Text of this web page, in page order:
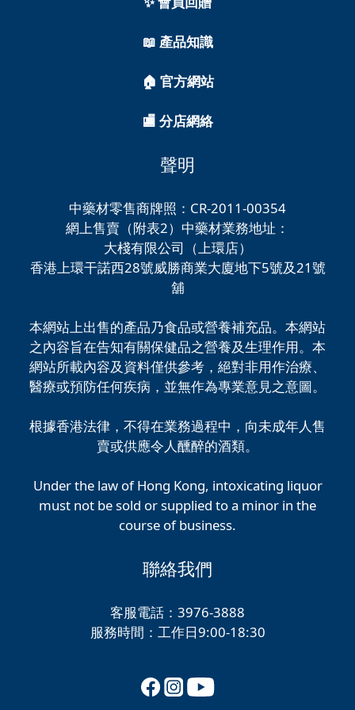
📖 產品知識
🏠 官方網站
🏬 分店網絡
聲明
中藥材零售商牌照：CR-2011-00354
網上售賣（附表2）中藥材業務地址：
大棧有限公司（上環店）
香港上環干諾西28號威勝商業大廈地下5號及21號
舖
本網站上出售的產品乃食品或營養補充品。本網站
之內容旨在告知有關保健品之營養及生理作用。本
網站所載內容及資料僅供參考，絕對非用作治療、
醫療或預防任何疾病，並無作為專業意見之意圖。
根據香港法律，不得在業務過程中，向未成年人售
賣或供應令人醺醉的酒類。
Under the law of Hong Kong, intoxicating liquor
must not be sold or supplied to a minor in the
course of business.
聯絡我們
客服電話：3976-3888
服務時間：工作日9:00-18:30